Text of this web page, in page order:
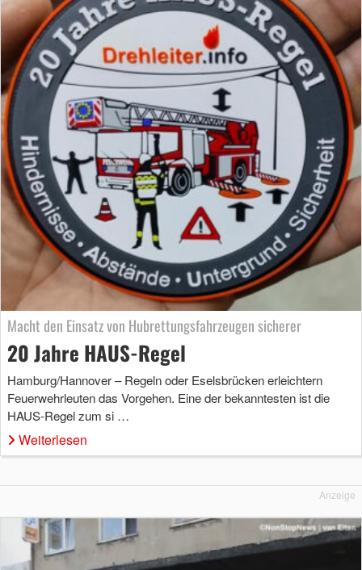
Macht den Einsatz von Hubrettungsfahrzeugen sicherer
20 Jahre HAUS-Regel
Hamburg/Hannover – Regeln oder Eselsbrücken erleichtern
Feuerwehrleuten das Vorgehen. Eine der bekanntesten ist die
HAUS-Regel zum si …
Weiterlesen
Anzeige